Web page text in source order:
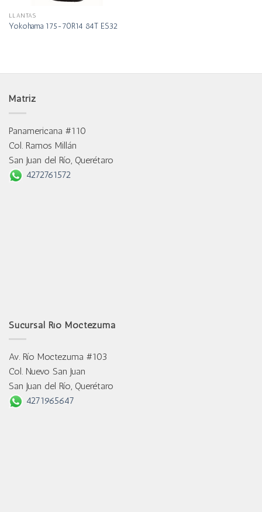
LLANTAS
Yokohama 175-70R14 84T ES32
Matriz
Panamericana #110
Col. Ramos Millán
San Juan del Río, Querétaro
4272761572
Sucursal Río Moctezuma
Av. Río Moctezuma #103
Col. Nuevo San Juan
San Juan del Río, Querétaro
4271965647